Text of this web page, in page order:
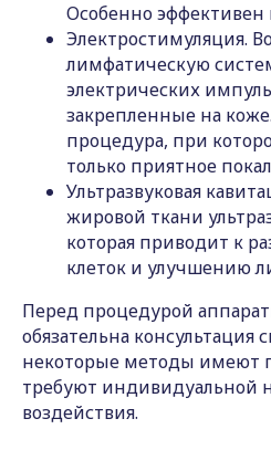
Особенно эффективен
Электростимуляция.
лимфатическую
электрических
закрепленные на
процедура, при
только приятное
Ультразвуковая
жировой ткани
которая приводит к
клеток и улучшению
Перед процедурой
обязательна консультация
некоторые методы имеют
требуют индивидуальной
воздействия.